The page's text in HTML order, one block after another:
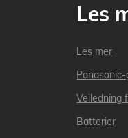
Les
Les mer
Veiledning
Batterier